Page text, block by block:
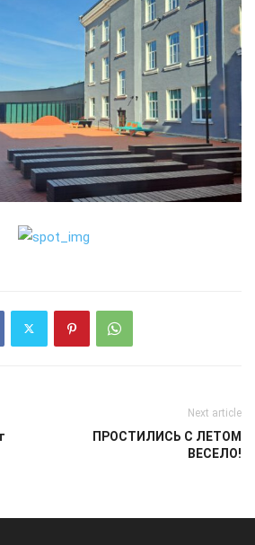
Next article
ПРОСТИЛИСЬ С ЛЕТОМ
ВЕСЕЛО!